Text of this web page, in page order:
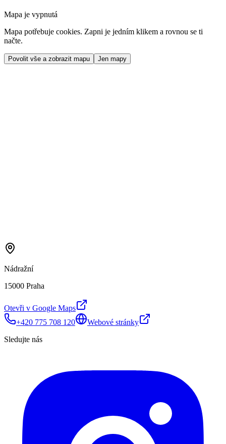
Mapa je vypnutá
Mapa potřebuje cookies. Zapni je jedním klikem a rovnou se ti
načte.
Povolit vše a zobrazit mapu Jen mapy
Nádražní
15000 Praha
Otevři v Google Maps
+420 775 708 120
Webové stránky
Sledujte nás